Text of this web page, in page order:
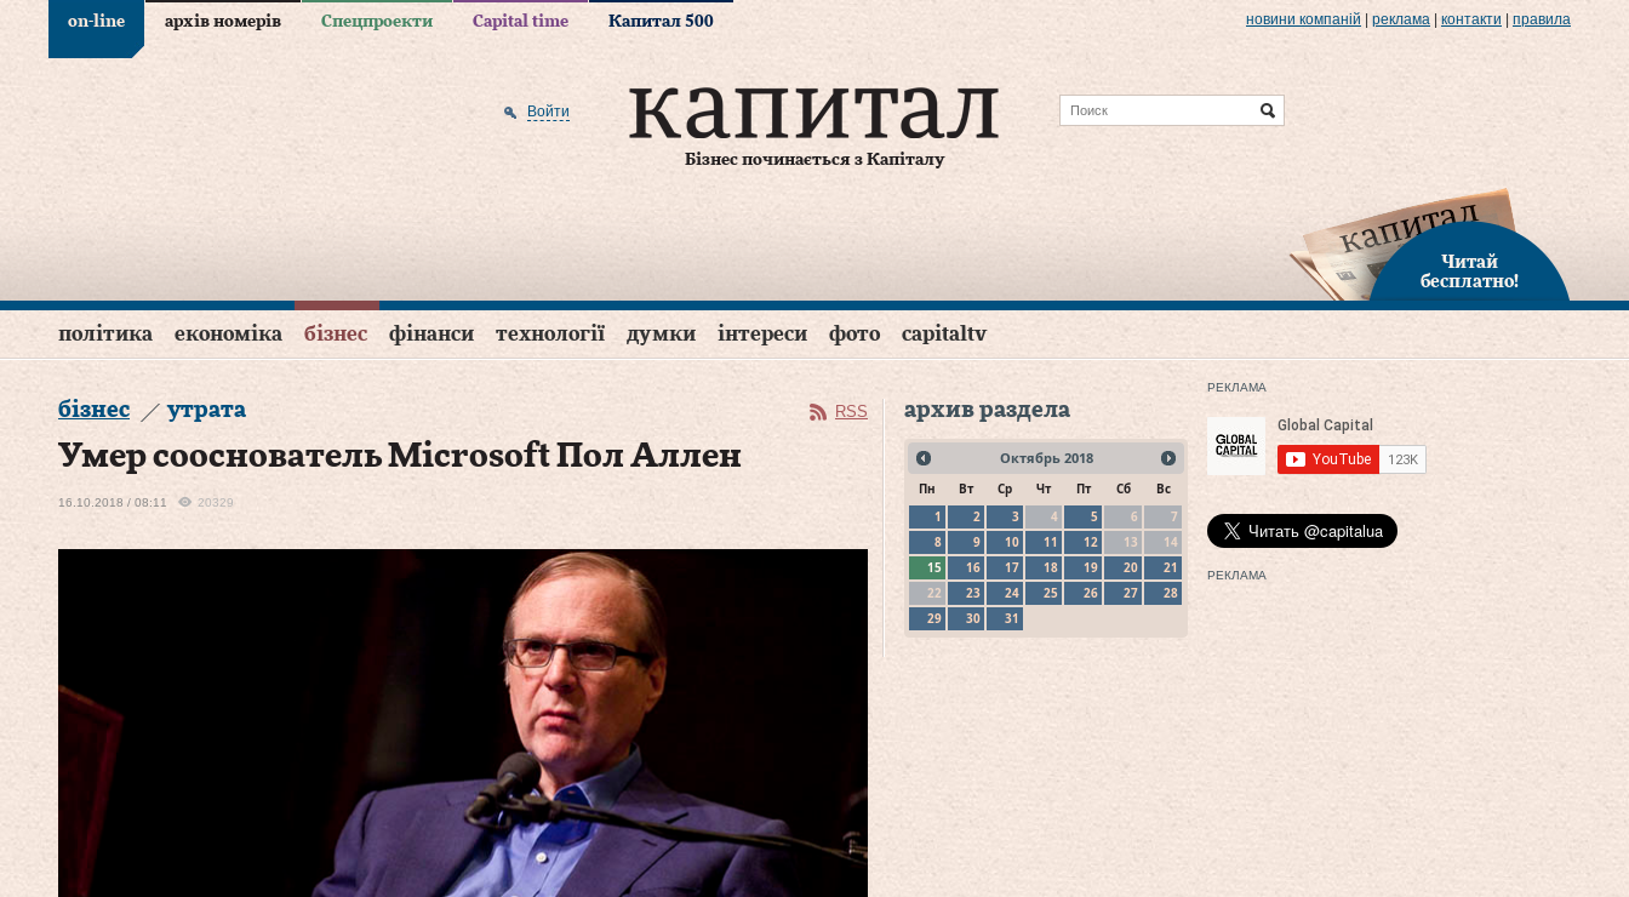
on-line архів номерів Спецпроекти Capital time Капитал 500 новини компаній реклама контакти правила
Бізнес починається з Капіталу
Войти
Читай
бесплатно!
політика економіка бізнес фінанси технології думки інтереси фото capitaltv
бізнес утрата RSS
Умер сооснователь Microsoft Пол Аллен
16.10.2018 / 08:11 20329
архив раздела
Октябрь 2018
Пн Вт Ср Чт Пт Сб
Вс
1
2 3 4 5 6
7
8
9 10 11 12 13
14
15
16 17 18 19 20
21
22
23 24 25 26 27
28
29
30 31
РЕКЛАМА
РЕКЛАМА